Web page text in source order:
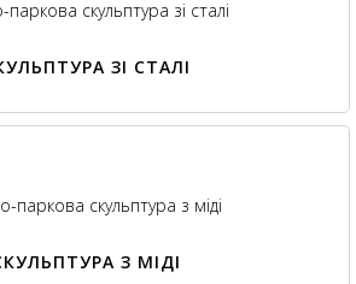
скульптура зі сталі
ЗІ СТАЛІ
паркова скульптура з міді
З МІДІ